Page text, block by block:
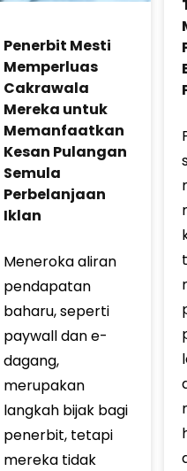
Penerbit Mesti
Memperluas
Cakrawala
Mereka untuk
Memanfaatkan
Kesan Pulangan
Semula
Perbelanjaan
Iklan
Meneroka aliran
pendapatan
baharu, seperti
paywall dan e-
dagang,
merupakan
langkah bijak bagi
penerbit, tetapi
mereka tidak